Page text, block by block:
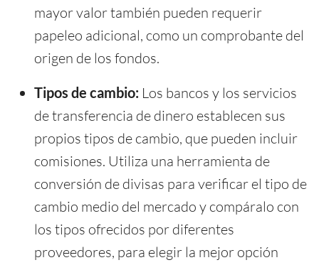
mayor valor también pueden requerir
papeleo adicional, como un comprobante del
origen de los fondos.
Tipos de cambio: Los bancos y los servicios
de transferencia de dinero establecen sus
propios tipos de cambio, que pueden incluir
comisiones. Utiliza una herramienta de
conversión de divisas para verificar el tipo de
cambio medio del mercado y compáralo con
los tipos ofrecidos por diferentes
proveedores, para elegir la mejor opción